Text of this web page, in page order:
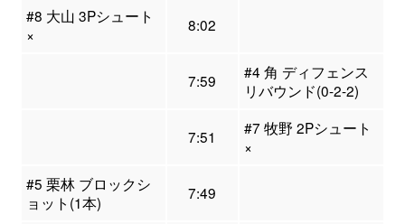
#8 大山 3Pシュート
×
8:02
7:59
#4 角 ディフェンス
リバウンド(0-2-2)
7:51
#7 牧野 2Pシュート
×
#5 栗林 ブロックシ
ョット(1本)
7:49